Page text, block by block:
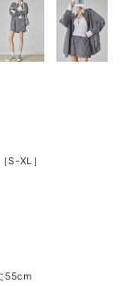
S-XL］
55cm